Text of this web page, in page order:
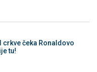
čeka Ronaldovo
tu!